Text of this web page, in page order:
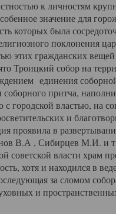
к личностям
значение для
которых была
поклонения
этих гражданских
Троицкий собор на
единения соборной
соборного притча,
с городской властью, на
и
проявила в
В.А , Сибирцев М.И. и
власти храм
хотя и находился в
за сломом
и